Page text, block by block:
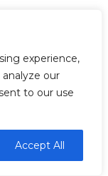
experience,
our
to our use
Accept All